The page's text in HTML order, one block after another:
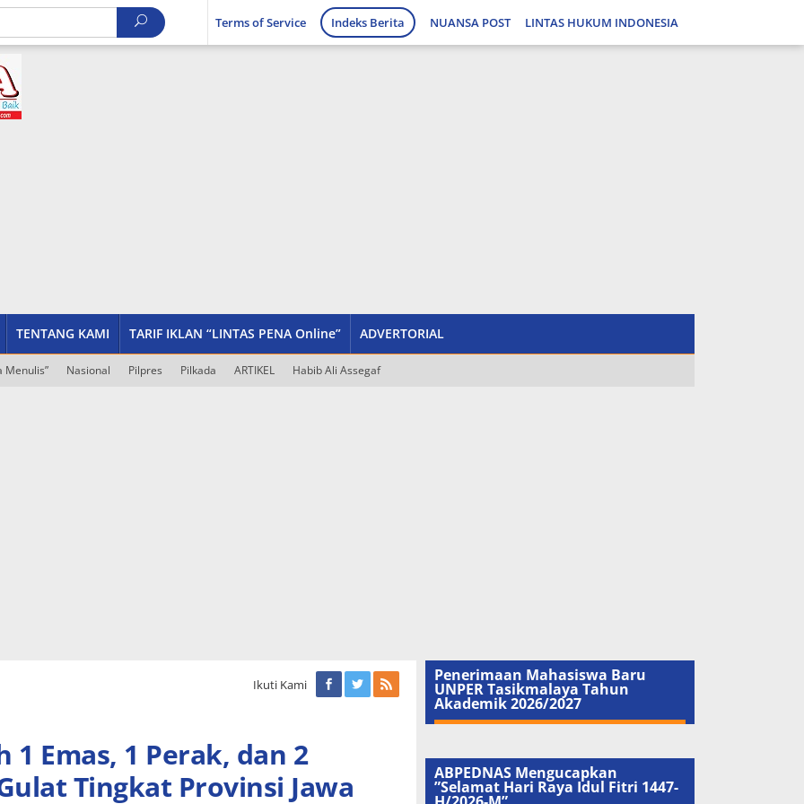
Terms of Service Indeks Berita NUANSA POST LINTAS HUKUM INDONESIA
TENTANG KAMI TARIF IKLAN “LINTAS PENA Online” ADVERTORIAL
Menulis” Nasional Pilpres Pilkada ARTIKEL Habib Ali Assegaf
Ikuti Kami
1 Emas, 1 Perak, dan 2
Tingkat Provinsi Jawa
Penerimaan Mahasiswa Baru
UNPER Tasikmalaya Tahun
Akademik 2026/2027
ABPEDNAS Mengucapkan
”Selamat Hari Raya Idul Fitri 1447-